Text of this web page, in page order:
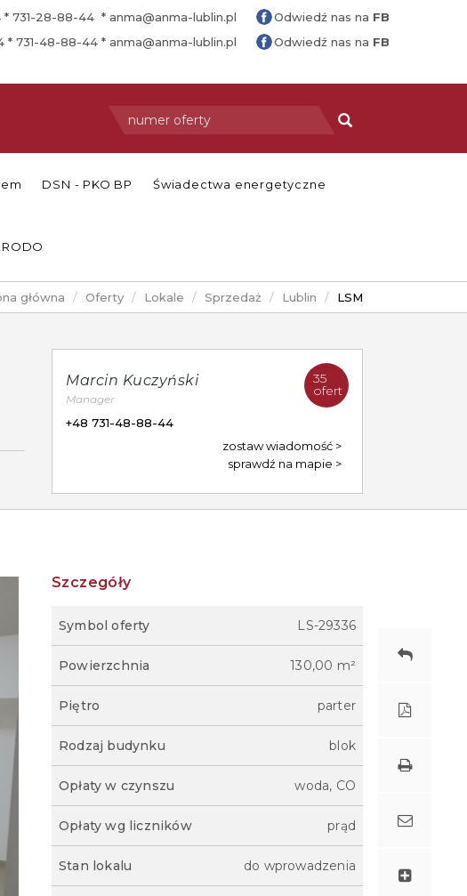
* 731-28-88-44 * anma@anma-lublin.pl Odwiedź nas na FB
* 731-48-88-44 * anma@anma-lublin.pl Odwiedź nas na FB
DSN - PKO BP Świadectwa energetyczne
RODO
główna Oferty Lokale Sprzedaż Lublin LSM
35
ofert
Marcin Kuczyński
Manager
+48 731-48-88-44
zostaw wiadomość
sprawdź na mapie
Szczegóły
Symbol oferty LS-29336
Powierzchnia 130,00 m²
Piętro parter
Rodzaj budynku blok
Opłaty w czynszu woda, CO
Opłaty wg liczników prąd
Stan lokalu do wprowadzenia